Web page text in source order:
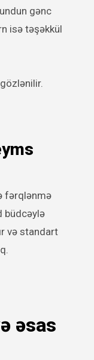
gənc
isə təşəkkül
fərqlənmə
büdcəylə
və standart
əsas